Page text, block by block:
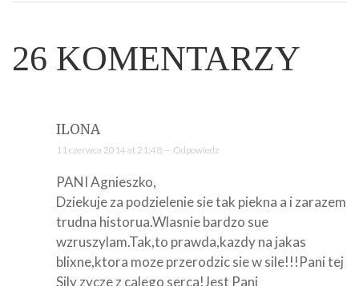
26 KOMENTARZY
ILONA
11 czerwca 2014 at 21:48 — Odpowiedz
PANI Agnieszko,
Dziekuje za podzielenie sie tak piekna a i zarazem
trudna historua.Wlasnie bardzo sue
wzruszylam.Tak,to prawda,kazdy na jakas
blixne,ktora moze przerodzic sie w sile!!!Pani tej
Sily zycze z calego serca!Jest Pani